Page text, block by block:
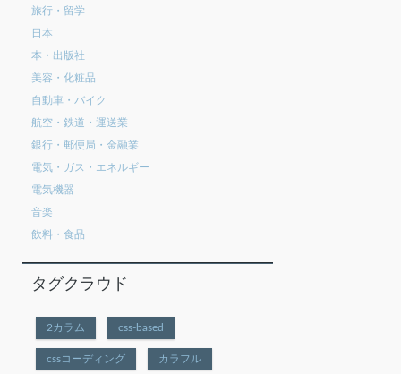
旅行・留学
日本
本・出版社
美容・化粧品
自動車・バイク
航空・鉄道・運送業
銀行・郵便局・金融業
電気・ガス・エネルギー
電気機器
音楽
飲料・食品
タグクラウド
2カラム css-based
cssコーディング カラフル